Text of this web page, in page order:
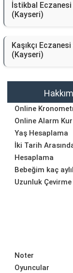
İstikbal
(Kayseri)
Kaşıkçı
(Kayseri)
Online
Online Alarm Kur
Yaş Hesaplama
İki Tarih
Hesaplama
Bebeğim kaç
Uzunluk Çevirme
Noter
Oyuncular